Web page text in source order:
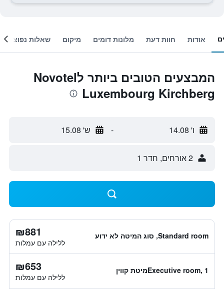
אודות חוות דעת מלונות דומים מיקום שאלות נפוצות
המבצעים הטובים ביותר לNovotel
Luxembourg Kirchberg
ו' 14.08 - ש' 15.08
2 אורחים, חדר 1
Standard room, סוג המיטה לא ידוע ₪881
ללילה עם עמלות
Executive room, 1מיטת קווין ₪653
ללילה עם עמלות